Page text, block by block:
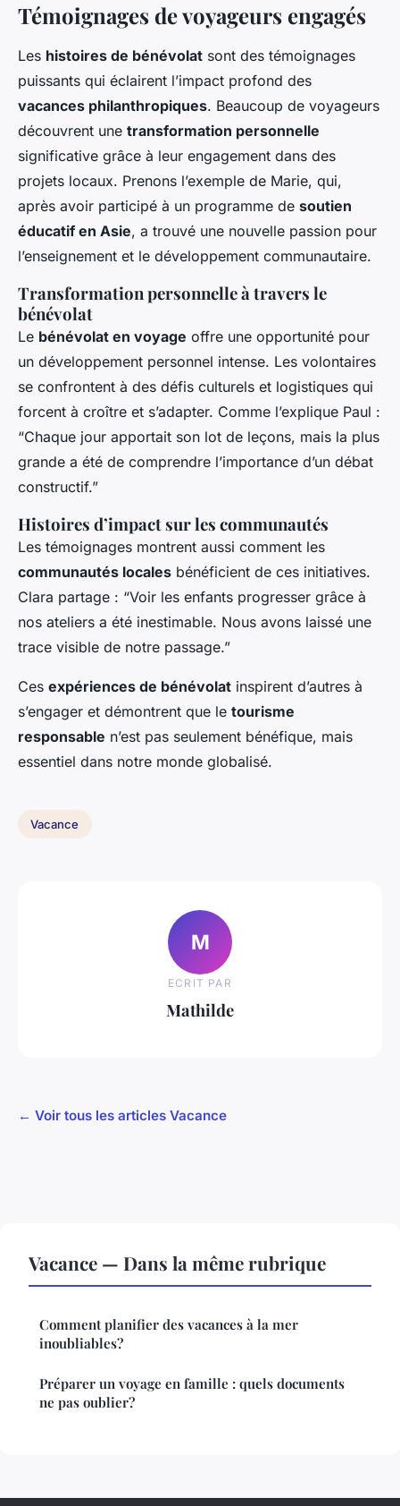
Témoignages de voyageurs engagés
Les histoires de bénévolat sont des témoignages
puissants qui éclairent l’impact profond des
vacances philanthropiques. Beaucoup de voyageurs
découvrent une transformation personnelle
significative grâce à leur engagement dans des
projets locaux. Prenons l’exemple de Marie, qui,
après avoir participé à un programme de soutien
éducatif en Asie, a trouvé une nouvelle passion pour
l’enseignement et le développement communautaire.
Transformation personnelle à travers le
bénévolat
Le bénévolat en voyage offre une opportunité pour
un développement personnel intense. Les volontaires
se confrontent à des défis culturels et logistiques qui
forcent à croître et s’adapter. Comme l’explique Paul :
“Chaque jour apportait son lot de leçons, mais la plus
grande a été de comprendre l’importance d’un débat
constructif.”
Histoires d’impact sur les communautés
Les témoignages montrent aussi comment les
communautés locales bénéficient de ces initiatives.
Clara partage : “Voir les enfants progresser grâce à
nos ateliers a été inestimable. Nous avons laissé une
trace visible de notre passage.”
Ces expériences de bénévolat inspirent d’autres à
s’engager et démontrent que le tourisme
responsable n’est pas seulement bénéfique, mais
essentiel dans notre monde globalisé.
Vacance
M
ECRIT PAR
Mathilde
← Voir tous les articles Vacance
Vacance — Dans la même rubrique
Comment planifier des vacances à la mer
inoubliables?
Préparer un voyage en famille : quels documents
ne pas oublier?